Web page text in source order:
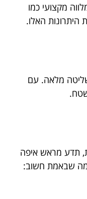
מקצועי כמו
האלו.
מלאה. עם
תדע מראש איפה
שבאמת חשוב: